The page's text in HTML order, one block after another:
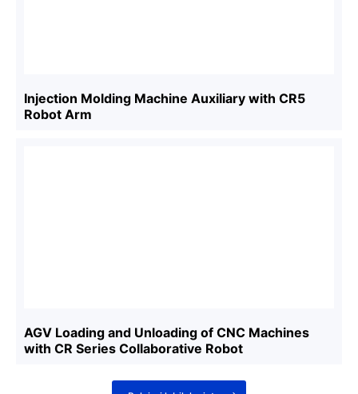
Injection Molding Machine Auxiliary with CR5
Robot Arm
AGV Loading and Unloading of CNC Machines
with CR Series Collaborative Robot